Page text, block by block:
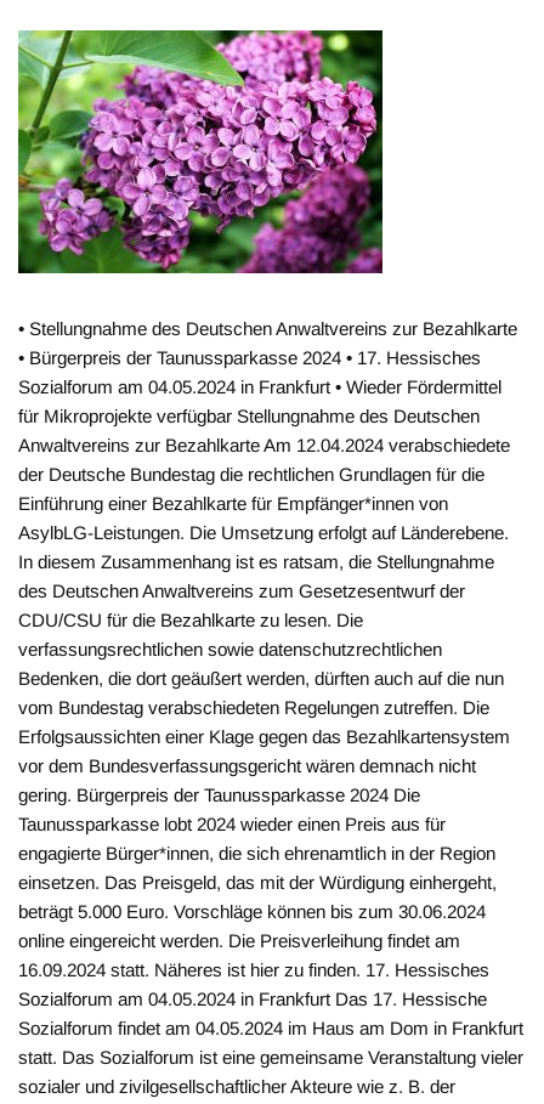
• Stellungnahme des Deutschen Anwaltvereins zur Bezahlkarte
• Bürgerpreis der Taunussparkasse 2024 • 17. Hessisches
Sozialforum am 04.05.2024 in Frankfurt • Wieder Fördermittel
für Mikroprojekte verfügbar Stellungnahme des Deutschen
Anwaltvereins zur Bezahlkarte Am 12.04.2024 verabschiedete
der Deutsche Bundestag die rechtlichen Grundlagen für die
Einführung einer Bezahlkarte für Empfänger*innen von
AsylbLG-Leistungen. Die Umsetzung erfolgt auf Länderebene.
In diesem Zusammenhang ist es ratsam, die Stellungnahme
des Deutschen Anwaltvereins zum Gesetzesentwurf der
CDU/CSU für die Bezahlkarte zu lesen. Die
verfassungsrechtlichen sowie datenschutzrechtlichen
Bedenken, die dort geäußert werden, dürften auch auf die nun
vom Bundestag verabschiedeten Regelungen zutreffen. Die
Erfolgsaussichten einer Klage gegen das Bezahlkartensystem
vor dem Bundesverfassungsgericht wären demnach nicht
gering. Bürgerpreis der Taunussparkasse 2024 Die
Taunussparkasse lobt 2024 wieder einen Preis aus für
engagierte Bürger*innen, die sich ehrenamtlich in der Region
einsetzen. Das Preisgeld, das mit der Würdigung einhergeht,
beträgt 5.000 Euro. Vorschläge können bis zum 30.06.2024
online eingereicht werden. Die Preisverleihung findet am
16.09.2024 statt. Näheres ist hier zu finden. 17. Hessisches
Sozialforum am 04.05.2024 in Frankfurt Das 17. Hessische
Sozialforum findet am 04.05.2024 im Haus am Dom in Frankfurt
statt. Das Sozialforum ist eine gemeinsame Veranstaltung vieler
sozialer und zivilgesellschaftlicher Akteure wie z. B. der